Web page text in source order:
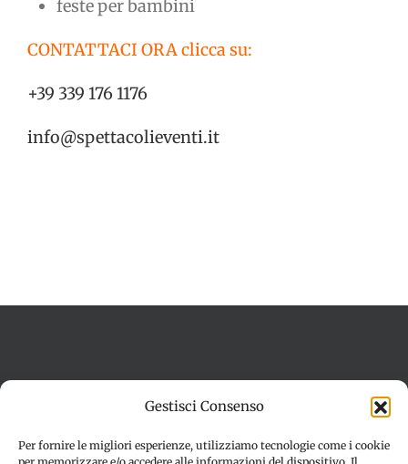
Gestisci Consenso
Per fornire le migliori esperienze, utilizziamo tecnologie come i cookie
feste per bambini
CONTATTACI ORA clicca su:
+39 339 176 1176
info@spettacolieventi.it
Disconoscimento